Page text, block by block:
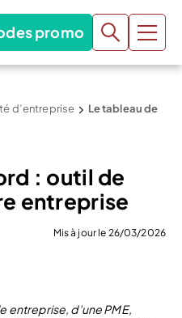
promo
d’entreprise
Le tableau de
: outil de
entreprise
Mis à jour le 26/03/2026
entreprise, d’une PME,